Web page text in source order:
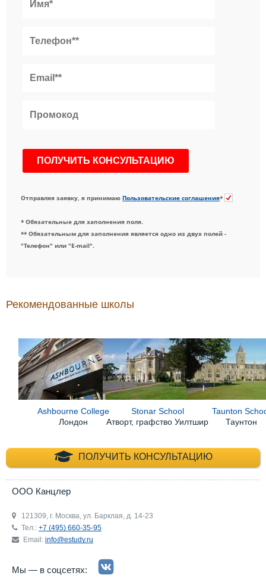
Отправляя заявку, я принимаю Пользовательские соглашения*
* Обязательные для заполнения поля.
** Обязательным для заполнения является одно из двух полей -
"Телефон" или "E-mail".
Рекомендованные школы
Ashbourne College
Лондон
Stonar School
Атворт, графство Уилтшир
Taunton
Таунтон
ПОЛУЧИТЬ КОНСУЛЬТАЦИЮ
+7 (495) 660-35-
ООО Канцлер
121309, г. Москва, ул. Барклая, д. 14-23
Тел.: +7 (495) 660-35-95
Email: info@estudy.ru
Мы — в соцсетях: